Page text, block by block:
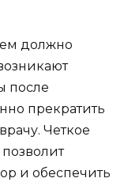
должно
после
прекратить
Четкое
и обеспечить